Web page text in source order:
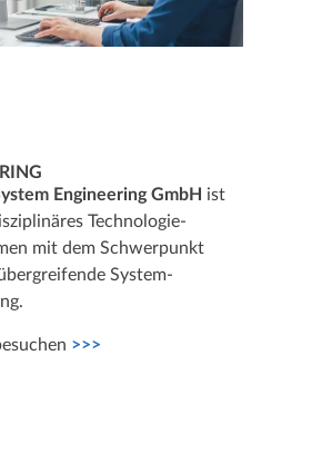
Engineering GmbH ist
Technologie­
mit dem Schwerpunkt
System­
>>>